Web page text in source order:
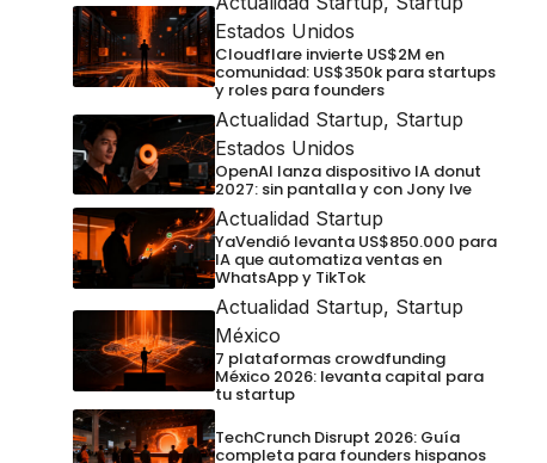
Estados Unidos
Cloudflare invierte US$2M en
comunidad: US$350k para startups
y roles para founders
Actualidad Startup, Startup
Estados Unidos
OpenAI lanza dispositivo IA donut
2027: sin pantalla y con Jony Ive
Actualidad Startup
YaVendió levanta US$850.000 para
IA que automatiza ventas en
WhatsApp y TikTok
Actualidad Startup, Startup
México
7 plataformas crowdfunding
México 2026: levanta capital para
tu startup
TechCrunch Disrupt 2026: Guía
completa para founders hispanos